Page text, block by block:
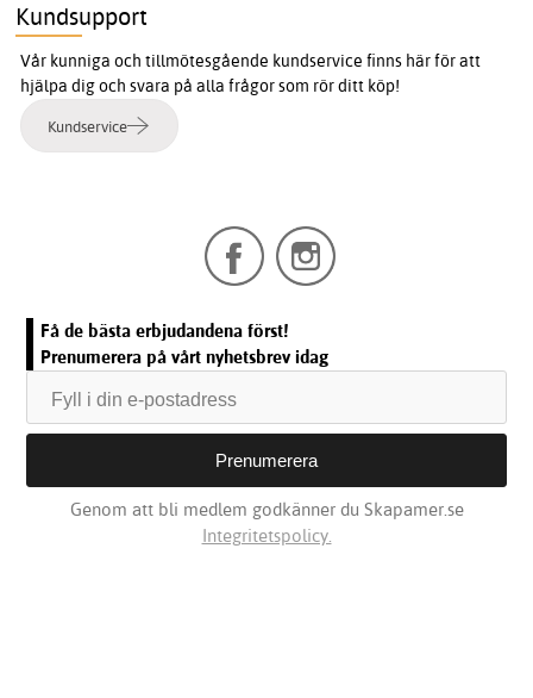
Kundsupport
Vår kunniga och tillmötesgående kundservice finns här för att
hjälpa dig och svara på alla frågor som rör ditt köp!
Kundservice
Få de bästa erbjudandena först!
Prenumerera på vårt nyhetsbrev idag
Genom att bli medlem godkänner du Skapamer.se
Integritetspolicy.